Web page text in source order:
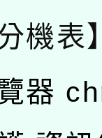
機表】
器